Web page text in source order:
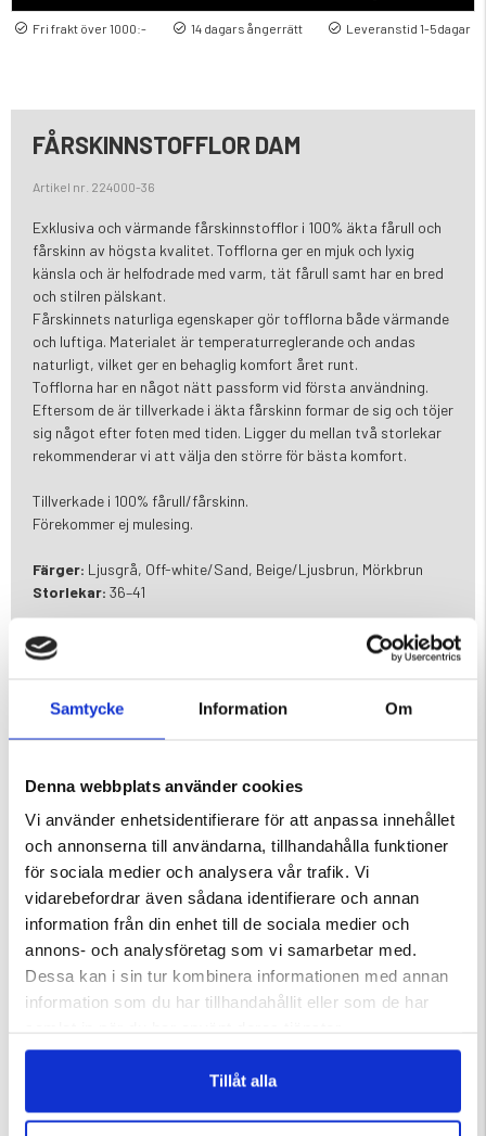
Samtycke Information Om
Denna webbplats använder cookies
Vi använder enhetsidentifierare för att anpassa innehållet
och annonserna till användarna, tillhandahålla funktioner
för sociala medier och analysera vår trafik. Vi
vidarebefordrar även sådana identifierare och annan
information från din enhet till de sociala medier och
annons- och analysföretag som vi samarbetar med.
Dessa kan i sin tur kombinera informationen med annan
information som du har tillhandahållit eller som de har
Tillåt alla
Fri frakt över 1000:- 14 dagars ångerrätt Leveranstid 1-5dagar
FÅRSKINNSTOFFLOR DAM
Artikel nr. 224000-36
Exklusiva och värmande fårskinnstofflor i 100% äkta fårull och
fårskinn av högsta kvalitet. Tofflorna ger en mjuk och lyxig
känsla och är helfodrade med varm, tät fårull samt har en bred
och stilren pälskant.
Fårskinnets naturliga egenskaper gör tofflorna både värmande
och luftiga. Materialet är temperaturreglerande och andas
naturligt, vilket ger en behaglig komfort året runt.
Tofflorna har en något nätt passform vid första användning.
Eftersom de är tillverkade i äkta fårskinn formar de sig och töjer
sig något efter foten med tiden. Ligger du mellan två storlekar
rekommenderar vi att välja den större för bästa komfort.
Tillverkade i 100% fårull/fårskinn.
Förekommer ej mulesing.
Färger: Ljusgrå, Off-white/Sand, Beige/Ljusbrun, Mörkbrun
Storlekar: 36–41
DU KANSKE OCKSÅ ÄR INTRESSERAD AV
KLASSISKA SANDALER - MARINE
Betyg:
4.3 utav 5 stjärnor Betyg:
5.0 utav 5 stjärnor